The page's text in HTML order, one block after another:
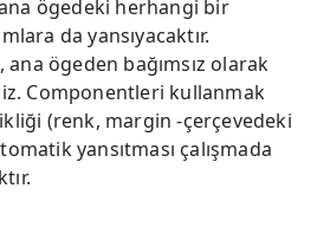
ögedeki herhangi bir
da yansıyacaktır.
ögeden bağımsız olarak
Componentleri kullanmak
(renk, margin -çerçevedeki
yansıtması çalışmada